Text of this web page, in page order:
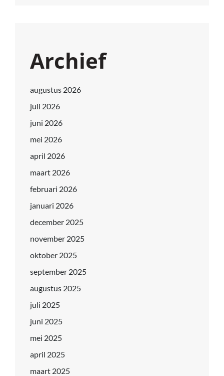
Archief
augustus 2026
juli 2026
juni 2026
mei 2026
april 2026
maart 2026
februari 2026
januari 2026
december 2025
november 2025
oktober 2025
september 2025
augustus 2025
juli 2025
juni 2025
mei 2025
april 2025
maart 2025